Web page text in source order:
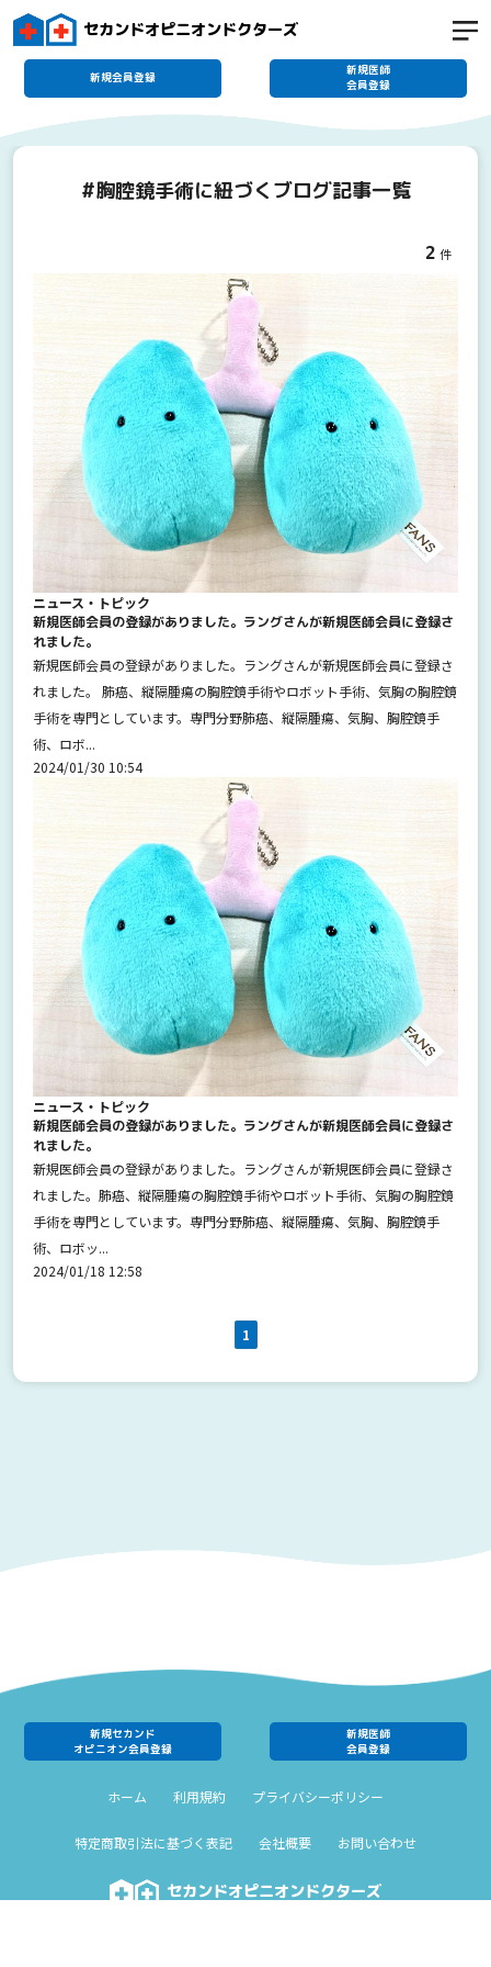
セカンドオピニオンドクターズ
新規会員登録
新規医師
会員登録
#胸腔鏡手術に紐づくブログ記事一覧
2 件
ニュース・トピック
新規医師会員の登録がありました。ラングさんが新規医師会員に登録さ
れました。
新規医師会員の登録がありました。ラングさんが新規医師会員に登録さ
れました。 肺癌、縦隔腫瘍の胸腔鏡手術やロボット手術、気胸の胸腔鏡
手術を専門としています。専門分野肺癌、縦隔腫瘍、気胸、胸腔鏡手
術、ロボ...
2024/01/30 10:54
ニュース・トピック
新規医師会員の登録がありました。ラングさんが新規医師会員に登録さ
れました。
新規医師会員の登録がありました。ラングさんが新規医師会員に登録さ
れました。肺癌、縦隔腫瘍の胸腔鏡手術やロボット手術、気胸の胸腔鏡
手術を専門としています。専門分野肺癌、縦隔腫瘍、気胸、胸腔鏡手
術、ロボッ...
2024/01/18 12:58
1
新規セカンド
オピニオン会員登録
新規医師
会員登録
ホーム 利用規約 プライバシーポリシー
特定商取引法に基づく表記 会社概要 お問い合わせ
セカンドオピニオンドクターズ